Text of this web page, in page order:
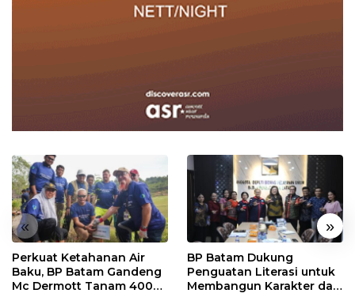
« »
Perkuat Ketahanan Air
Baku, BP Batam Gandeng
Mc Dermott Tanam 400
BP Batam Dukung
Penguatan Literasi untuk
Membangun Karakter dan